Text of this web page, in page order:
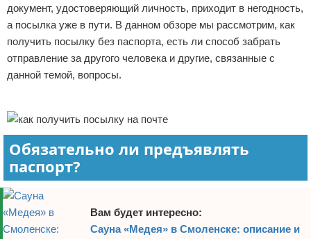
Менеджмент
документ, удостоверяющий личность, приходит в негодность,
а посылка уже в пути. В данном обзоре мы рассмотрим, как
получить посылку без паспорта, есть ли способ забрать
отправление за другого человека и другие, связанные с
данной темой, вопросы.
Обязательно ли предъявлять
паспорт?
Вам будет интересно:
Сауна «Медея» в Смоленске: описание и